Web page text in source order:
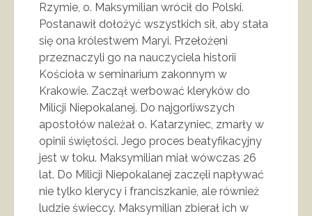
Rzymie, o. Maksymilian wrócił do Polski.
Postanawił dołożyć wszystkich sił, aby stała
się ona królestwem Maryi. Przełożeni
przeznaczyli go na nauczyciela historii
Kościoła w seminarium zakonnym w
Krakowie. Zaczął werbować kleryków do
Milicji Niepokalanej. Do najgorliwszych
apostołów należał o. Katarzyniec, zmarły w
opinii świętości. Jego proces beatyfikacyjny
jest w toku. Maksymilian miał wówczas 26
lat. Do Milicji Niepokalanej zaczęli napływać
nie tylko klerycy i franciszkanie, ale również
ludzie świeccy. Maksymilian zbierał ich w